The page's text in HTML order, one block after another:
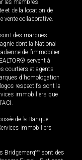
les membres
et de la location de
vente collaborative.
des marques
dont la National
de l’immobilier
servent à
courtiers et agents
d'homologation
respectifs sont la
immobiliers que
de la Banque
immobiliers
BridgemarqMD sont des